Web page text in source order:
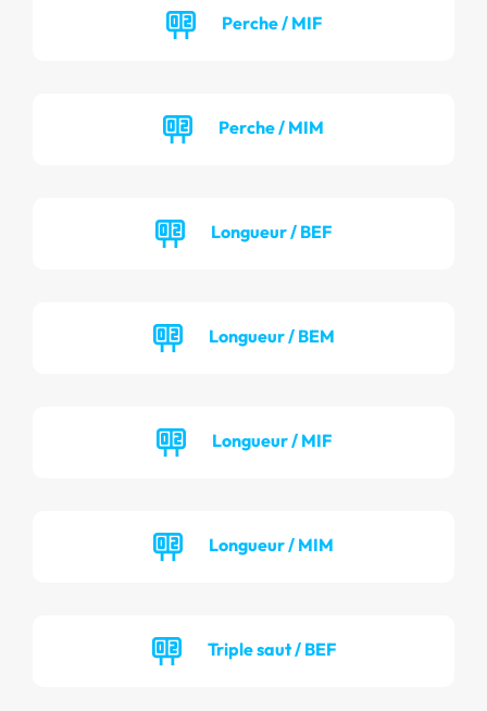
Perche / MIF
Perche / MIM
Longueur / BEF
Longueur / BEM
Longueur / MIF
Longueur / MIM
Triple saut / BEF